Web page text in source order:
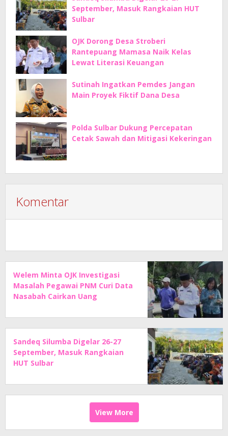
September, Masuk Rangkaian HUT
Sulbar
OJK Dorong Desa Stroberi
Rantepuang Mamasa Naik Kelas
Lewat Literasi Keuangan
Sutinah Ingatkan Pemdes Jangan
Main Proyek Fiktif Dana Desa
Polda Sulbar Dukung Percepatan
Cetak Sawah dan Mitigasi Kekeringan
Komentar
Welem Minta OJK Investigasi
Masalah Pegawai PNM Curi Data
Nasabah Cairkan Uang
Sandeq Silumba Digelar 26-27
September, Masuk Rangkaian
HUT Sulbar
View More